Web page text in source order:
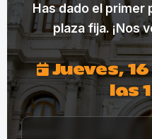
Has dado el primer
plaza fija. ¡Nos
Jueves,
las